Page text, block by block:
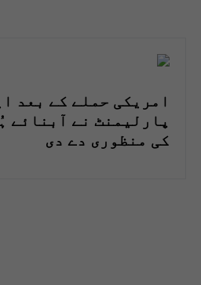
امریکی حملے کے بعد
پارلیمنٹ نے آبنائے
کی منظوری دے دی